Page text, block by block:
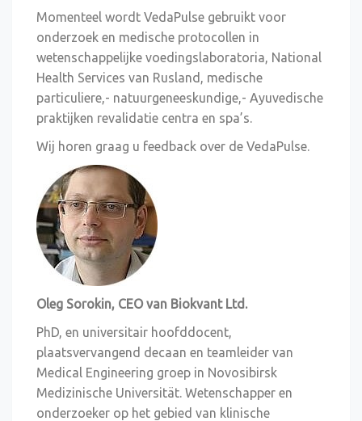
Momenteel wordt VedaPulse gebruikt voor
onderzoek en medische protocollen in
wetenschappelijke voedingslaboratoria, National
Health Services van Rusland, medische
particuliere,- natuurgeneeskundige,- Ayuvedische
praktijken revalidatie centra en spa’s.
Wij horen graag u feedback over de VedaPulse.
Oleg Sorokin, CEO van Biokvant Ltd.
PhD, en universitair hoofddocent,
plaatsvervangend decaan en teamleider van
Medical Engineering groep in Novosibirsk
Medizinische Universität. Wetenschapper en
onderzoeker op het gebied van klinische